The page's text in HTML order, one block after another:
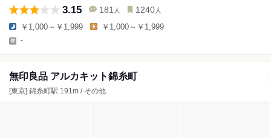
3.15 181 人 1240 人
￥1,000～￥1,999 ￥1,000～￥1,999
-
無印良品 アルカキット錦糸町
[東京] 錦糸町駅 191m / その他